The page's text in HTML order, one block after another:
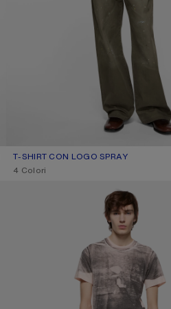
T-SHIRT CON LOGO SPRAY
COLORE ATTUALE: GIALLO SENAPE
PREZZO: 390 €.
,4 Colori